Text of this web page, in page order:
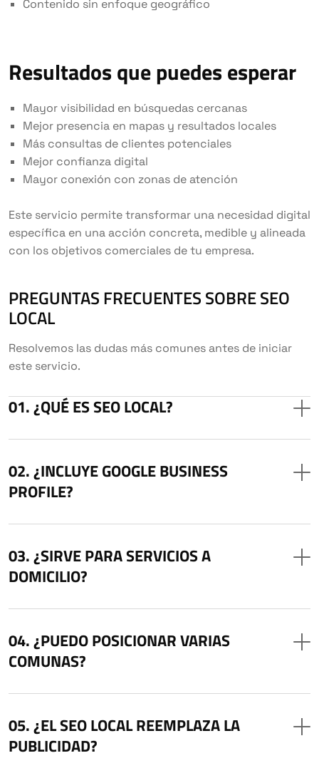
Contenido sin enfoque geográfico
Resultados que puedes esperar
Mayor visibilidad en búsquedas cercanas
Mejor presencia en mapas y resultados locales
Más consultas de clientes potenciales
Mejor confianza digital
Mayor conexión con zonas de atención
Este servicio permite transformar una necesidad digital
específica en una acción concreta, medible y alineada
con los objetivos comerciales de tu empresa.
PREGUNTAS FRECUENTES SOBRE SEO
LOCAL
Resolvemos las dudas más comunes antes de iniciar
este servicio.
¿QUÉ ES SEO LOCAL?
¿INCLUYE GOOGLE BUSINESS
PROFILE?
¿SIRVE PARA SERVICIOS A
DOMICILIO?
¿PUEDO POSICIONAR VARIAS
COMUNAS?
¿EL SEO LOCAL REEMPLAZA LA
PUBLICIDAD?